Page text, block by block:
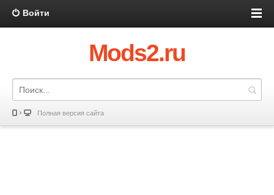
Войти
Mods2.ru
Полная версия сайта